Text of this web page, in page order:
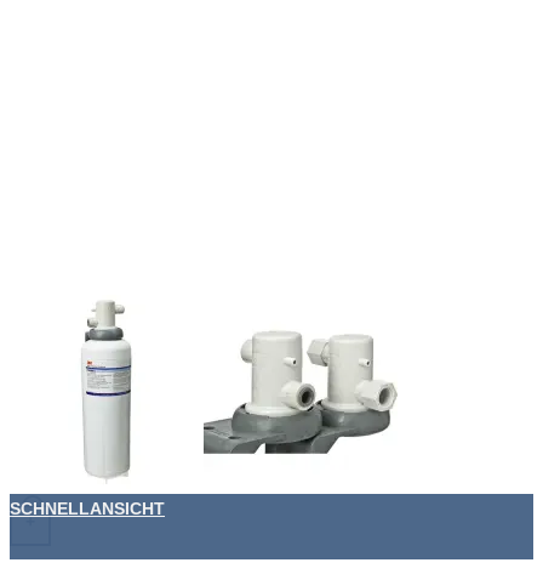
+
SCHNELLANSICHT